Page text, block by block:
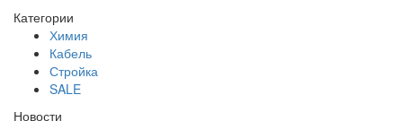
Категории
Химия
Кабель
Стройка
SALE
Новости